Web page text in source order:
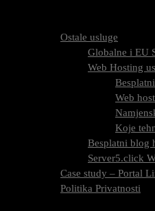
Ostale usluge
Globalne i EU
Web Hosting
Web
Koje
Besplatni blog
Server5.click
Case study – Portal
Politika Privatnosti